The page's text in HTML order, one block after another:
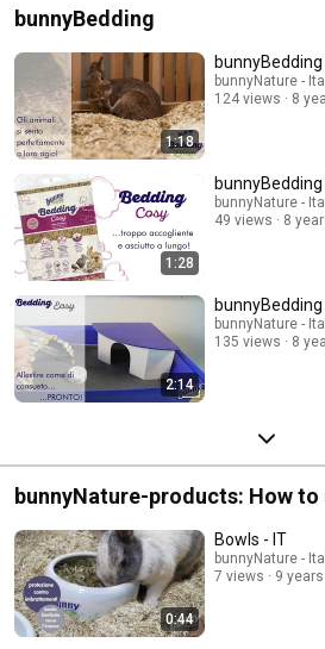
bunnyBedding
1:18
bunnyNature -
124 views
8
1:28
bunnyBedding
bunnyNature -
49 views
8
2:14
bunnyBedding
bunnyNature -
135 views
8
bunnyNature-products: How to
0:44
Bowls - IT
bunnyNature -
7 views
9